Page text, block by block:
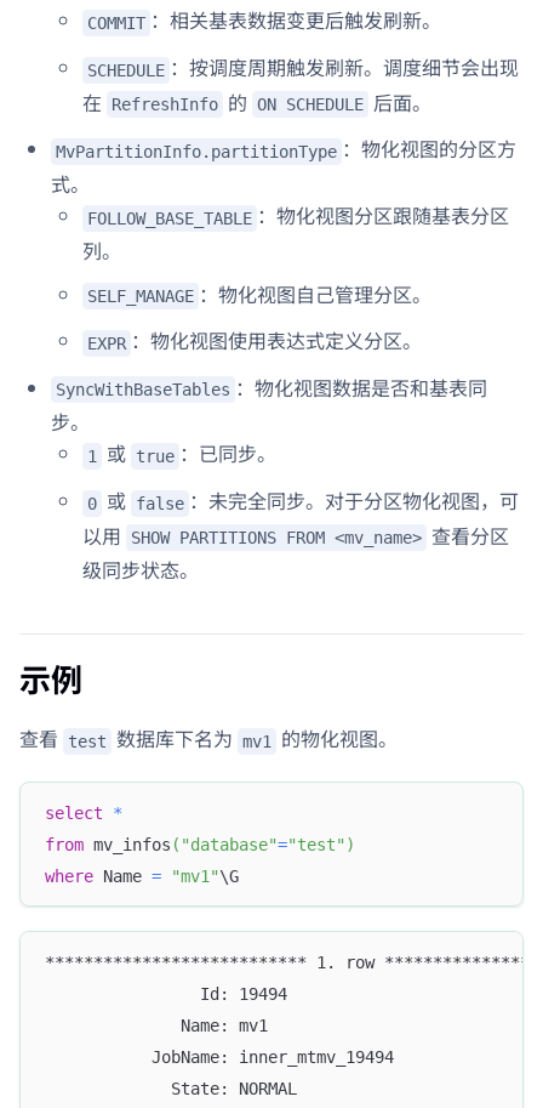
COMMIT ：相关基表数据变更后触发刷新。
SCHEDULE ：按调度周期触发刷新。调度细节会出现
在
RefreshInfo 的 ON SCHEDULE 后面。
MvPartitionInfo.partitionType ：物化视图的分区方
式。
FOLLOW_BASE_TABLE ：物化视图分区跟随基表分区
列。
SELF_MANAGE ：物化视图自己管理分区。
EXPR ：物化视图使用表达式定义分区。
SyncWithBaseTables ：物化视图数据是否和基表同
步。
1 或 true ：已同步。
0 或 false ：未完全同步。对于分区物化视图，可
以用
SHOW PARTITIONS FROM <mv_name> 查看分区
级同步状态。
示例
查看 test 数据库下名为 mv1 的物化视图。
select
*
from mv_infos ( "database"="test" )
where Name = "mv1"\G
*************************** 1. row
                Id: 19494
              Name: mv1
           JobName: inner_mtmv_19494
             State: NORMAL